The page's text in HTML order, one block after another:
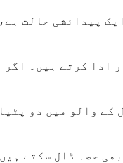
پیدائشی حالت
کے والو میں دو
حصہ ڈال سکتے